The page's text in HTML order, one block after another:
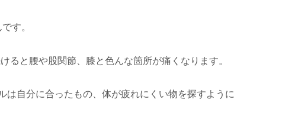
す。
ると腰や股関節、膝と色んな箇所が痛くなります。
は自分に合ったもの、体が疲れにくい物を探すように